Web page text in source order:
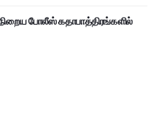
போலீஸ் கதாபாத்திரங்களில்